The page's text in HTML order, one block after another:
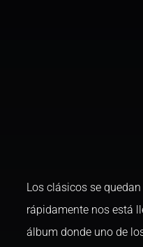
Los clásicos se
rápidamente nos está
álbum donde uno de